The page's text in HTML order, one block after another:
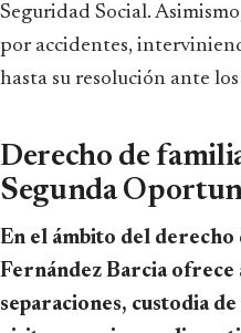
Seguridad Social.
por accidentes,
hasta su resolución ante
Derecho de
Segunda
En el ámbito del derecho
Fernández Barcia ofrece
separaciones, custodia